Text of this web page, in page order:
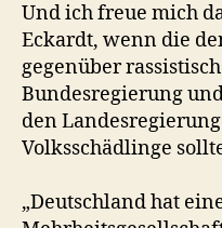
Und ich freue mich
Eckardt, wenn die
gegenüber
Bundesregierung
den
Volksschädlinge
„Deutschland hat